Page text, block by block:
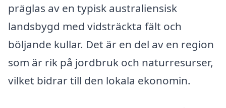
präglas av en typisk australiensisk
landsbygd med vidsträckta fält och
böljande kullar. Det är en del av en region
som är rik på jordbruk och naturresurser,
vilket bidrar till den lokala ekonomin.